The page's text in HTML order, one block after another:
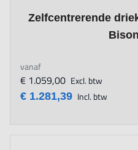
Zelfcentrerende
The price depends on the
vanaf
€ 1.281,39 Incl. btw
€ 1.059,00 Excl. btw